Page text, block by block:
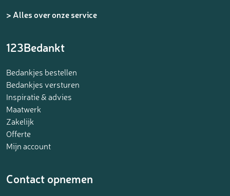
> Alles over onze service
123Bedankt
Bedankjes bestellen
Bedankjes versturen
Inspiratie & advies
Maatwerk
Zakelijk
Offerte
Mijn account
Contact opnemen